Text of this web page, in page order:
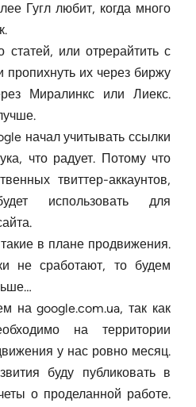
Гугл любит, когда много
статей, или отрерайтить с
пропихнуть их через биржу
Миралинкс или Лиекс.
начал учитывать ссылки
что радует. Потому что
твиттер-аккаунтов,
использовать для
в плане продвижения.
не сработают, то будем
на google.com.ua, так как
на территории
у нас ровно месяц.
буду публиковать в
о проделанной работе.